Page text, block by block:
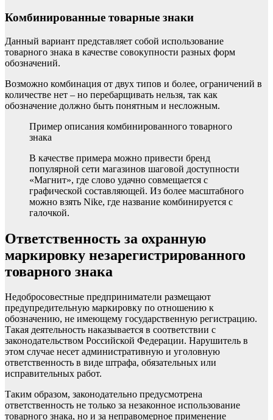
Комбинированные товарные знаки
Данный вариант представляет собой использование
товарного знака в качестве совокупности разных форм
обозначений.
Возможно комбинация от двух типов и более, ограничений в
количестве нет – но перебарщивать нельзя, так как
обозначение должно быть понятным и несложным.
Пример описания комбинированного товарного
знака
В качестве примера можно привести бренд
популярной сети магазинов шаговой доступности
«Магнит», где слово удачно совмещается с
графической составляющей. Из более масштабного
можно взять Nike, где название комбинируется с
галочкой.
Ответственность за охранную
маркировку незарегистрированного
товарного знака
Недобросовестные предприниматели размещают
предупредительную маркировку по отношению к
обозначению, не имеющему государственную регистрацию.
Такая деятельность наказывается в соответствии с
законодательством Российской Федерации. Нарушитель в
этом случае несет административную и уголовную
ответственность в виде штрафа, обязательных или
исправительных работ.
Таким образом, законодательно предусмотрена
ответственность не только за незаконное использование
товарного знака, но и за неправомерное применение